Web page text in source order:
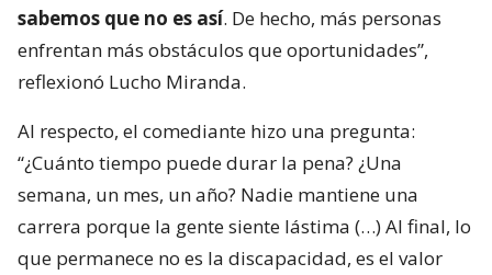
sabemos que no es así. De hecho, más personas
enfrentan más obstáculos que oportunidades”,
reflexionó Lucho Miranda.
Al respecto, el comediante hizo una pregunta:
“¿Cuánto tiempo puede durar la pena? ¿Una
semana, un mes, un año? Nadie mantiene una
carrera porque la gente siente lástima (…) Al final, lo
que permanece no es la discapacidad, es el valor